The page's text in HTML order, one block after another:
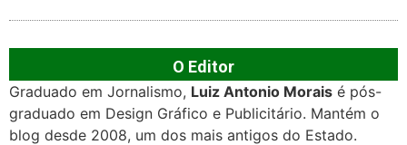
O Editor
Graduado em Jornalismo, Luiz Antonio Morais é pós-
graduado em Design Gráfico e Publicitário. Mantém o
blog desde 2008, um dos mais antigos do Estado.